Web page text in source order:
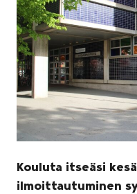
Kouluta itseäsi
ilmoittautuminen